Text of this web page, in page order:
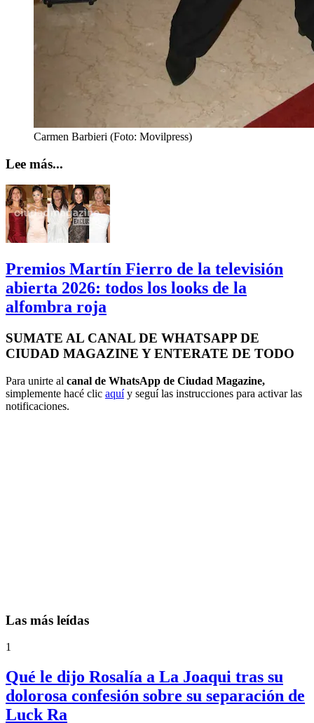
Carmen Barbieri (Foto: Movilpress)
Lee más...
Premios Martín Fierro de la televisión
abierta 2026: todos los looks de la
alfombra roja
SUMATE AL CANAL DE WHATSAPP DE
CIUDAD MAGAZINE Y ENTERATE DE TODO
Para unirte al canal de WhatsApp de Ciudad Magazine,
simplemente hacé clic aquíy seguí las instrucciones para activar las
notificaciones.
Las más leídas
1
Qué le dijo Rosalía a La Joaqui tras su
dolorosa confesión sobre su separación de
Luck Ra